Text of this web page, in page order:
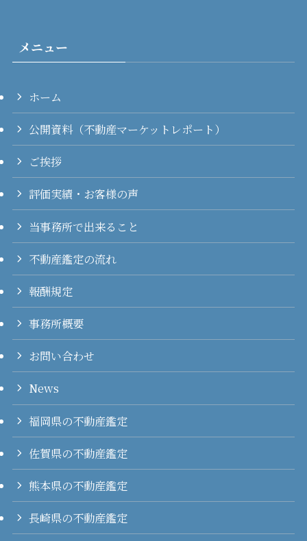
メニュー
ホーム
公開資料（不動産マーケットレポート）
ご挨拶
評価実績・お客様の声
当事務所で出来ること
不動産鑑定の流れ
報酬規定
事務所概要
お問い合わせ
News
福岡県の不動産鑑定
佐賀県の不動産鑑定
熊本県の不動産鑑定
長崎県の不動産鑑定